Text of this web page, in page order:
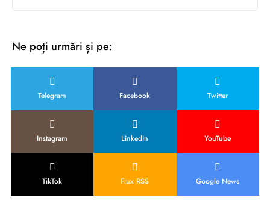
Ne poți urmări și pe:
Telegram Facebook Twitter
Instagram LinkedIn YouTube
TikTok Flux RSS Google News